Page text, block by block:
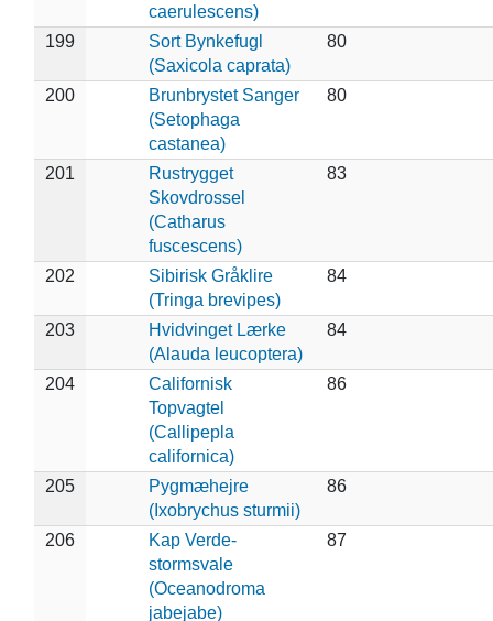
caerulescens)
199
Sort Bynkefugl
(Saxicola caprata)
80
200
Brunbrystet Sanger
(Setophaga
castanea)
80
201
Rustrygget
Skovdrossel
(Catharus
fuscescens)
83
202
Sibirisk Gråklire
(Tringa brevipes)
84
203
Hvidvinget Lærke
(Alauda leucoptera)
84
204
Californisk
Topvagtel
(Callipepla
californica)
86
205
Pygmæhejre
(Ixobrychus sturmii)
86
206
Kap Verde-
stormsvale
(Oceanodroma
jabejabe)
87